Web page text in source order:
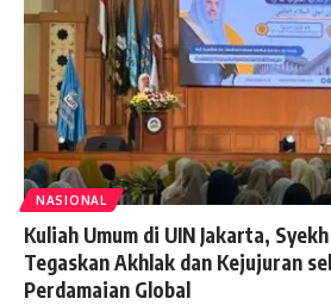
NASIONAL
Kuliah Umum di UIN Jakarta,
Tegaskan Akhlak dan Kejujuran
Perdamaian Global